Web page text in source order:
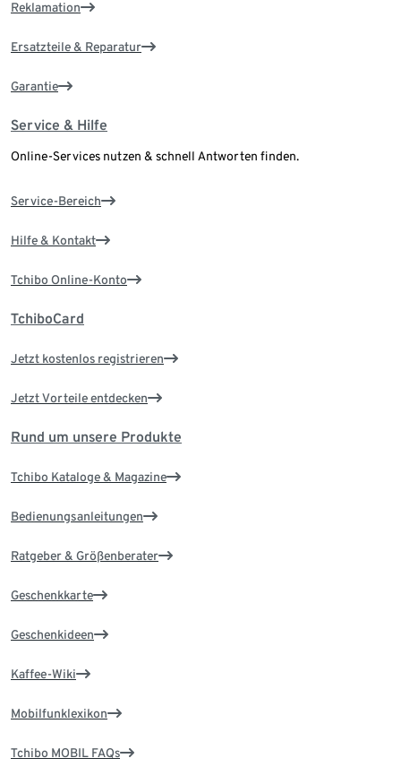
Reklamation
Ersatzteile & Reparatur
Garantie
Service & Hilfe
Online-Services nutzen & schnell Antworten finden.
Service-Bereich
Hilfe & Kontakt
Tchibo Online-Konto
TchiboCard
Jetzt kostenlos registrieren
Jetzt Vorteile entdecken
Rund um unsere Produkte
Tchibo Kataloge & Magazine
Bedienungsanleitungen
Ratgeber & Größenberater
Geschenkkarte
Geschenkideen
Kaffee-Wiki
Mobilfunklexikon
Tchibo MOBIL FAQs